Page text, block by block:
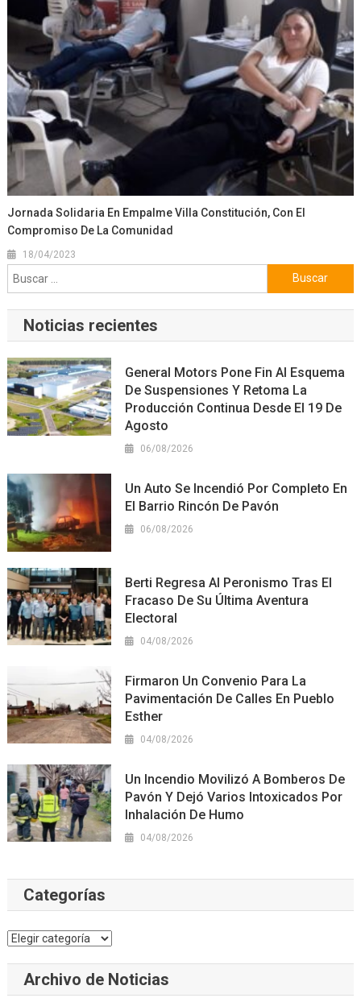
Jornada Solidaria En Empalme Villa Constitución, Con El
Compromiso De La Comunidad
18/04/2023
Buscar:
Noticias recientes
General Motors Pone Fin Al Esquema
De Suspensiones Y Retoma La
Producción Continua Desde El 19 De
Agosto
06/08/2026
Un Auto Se Incendió Por Completo En
El Barrio Rincón De Pavón
06/08/2026
Berti Regresa Al Peronismo Tras El
Fracaso De Su Última Aventura
Electoral
04/08/2026
Firmaron Un Convenio Para La
Pavimentación De Calles En Pueblo
Esther
04/08/2026
Un Incendio Movilizó A Bomberos De
Pavón Y Dejó Varios Intoxicados Por
Inhalación De Humo
04/08/2026
Categorías
Categorías
Archivo de Noticias